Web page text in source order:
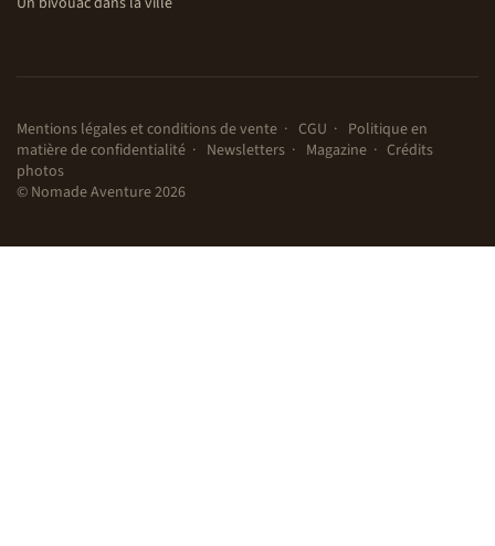
Mentions légales et conditions de vente CGU
Politique en
matière de confidentialité
Newsletters Magazine
Crédits
photos
© Nomade Aventure 2026